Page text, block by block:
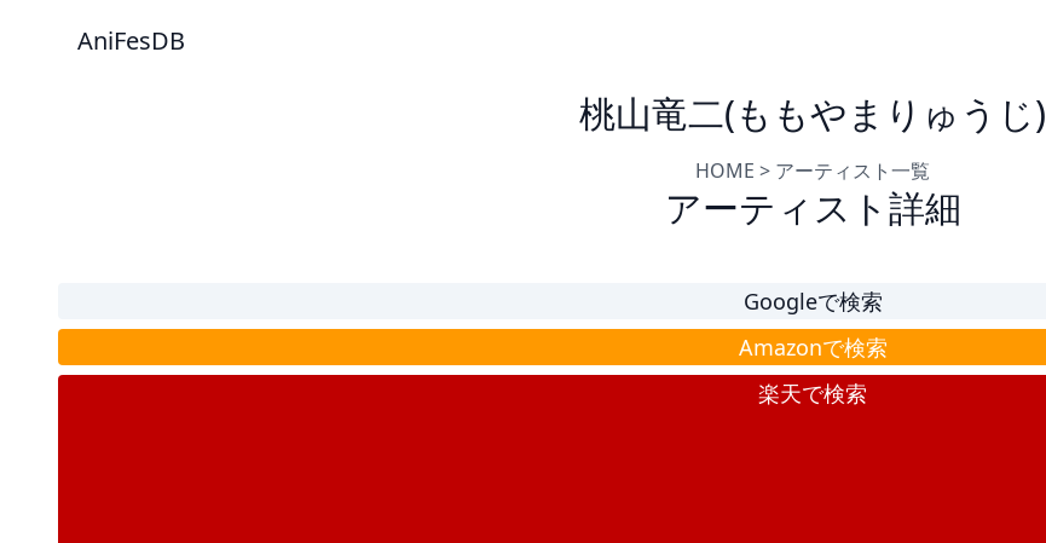
AniFesDB
桃山竜二(ももやまりゅうじ)
HOME > アーティスト一覧
アーティスト詳細
Googleで検索
Amazonで検索
楽天で検索